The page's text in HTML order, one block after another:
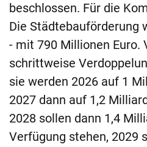
beschlossen. Für die
Die Städtebauförderung
- mit 790 Millionen Euro.
schrittweise
sie werden 2026 auf 1
2027 dann auf 1,2
2028 sollen dann 1,4
Verfügung stehen, 2029